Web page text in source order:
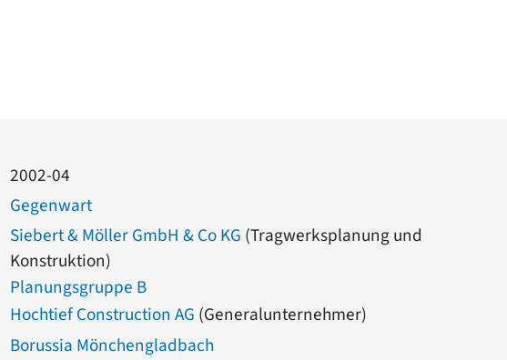
2002-04
Gegenwart
Siebert & Möller GmbH & Co KG (Tragwerksplanung und
Konstruktion)
Planungsgruppe B
Hochtief Construction AG (Generalunternehmer)
Borussia Mönchengladbach